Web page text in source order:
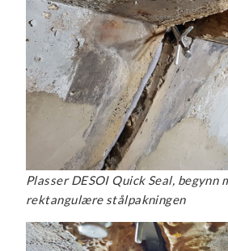
Plasser DESOI Quick Seal, begynn
rektangulære stålpakningen